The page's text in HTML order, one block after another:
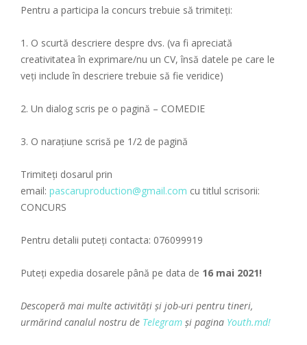
Pentru a participa la concurs trebuie să trimiteți:
1. O scurtă descriere despre dvs. (va fi apreciată
creativitatea în exprimare/nu un CV, însă datele pe care le
veți include în descriere trebuie să fie veridice)
2. Un dialog scris pe o pagină – COMEDIE
3. O narațiune scrisă pe 1/2 de pagină
Trimiteți dosarul prin
email: pascaruproduction@gmail.com cu titlul scrisorii:
CONCURS
Pentru detalii puteți contacta: 076099919
Puteți expedia dosarele până pe data de 16 mai 2021!
Descoperă mai multe activități și job-uri pentru tineri,
urmărind canalul nostru de Telegram și pagina Youth.md!